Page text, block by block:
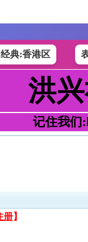
经典:香港区
洪
记住我们
册】